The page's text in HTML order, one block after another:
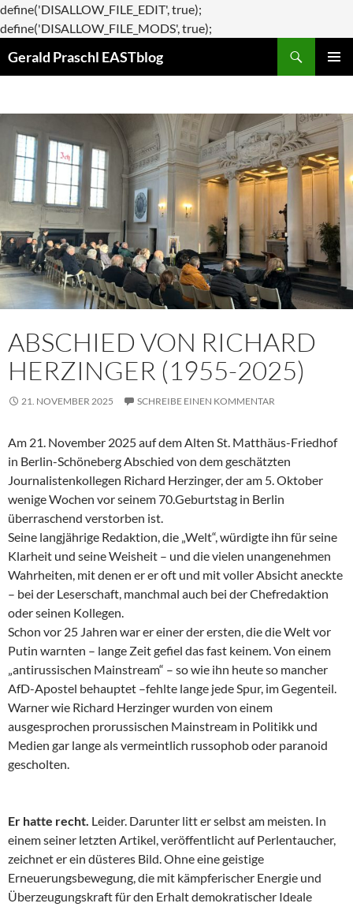
define('DISALLOW_FILE_EDIT', true);
define('DISALLOW_FILE_MODS', true);
Gerald Praschl EASTblog
ABSCHIED VON RICHARD
HERZINGER (1955-2025)
21. NOVEMBER 2025 SCHREIBE EINEN KOMMENTAR
Am 21. November 2025 auf dem Alten St. Matthäus-Friedhof
in Berlin-Schöneberg Abschied von dem geschätzten
Journalistenkollegen Richard Herzinger, der am 5. Oktober
wenige Wochen vor seinem 70.Geburtstag in Berlin
überraschend verstorben ist.
Seine langjährige Redaktion, die „Welt“, würdigte ihn für seine
Klarheit und seine Weisheit – und die vielen unangenehmen
Wahrheiten, mit denen er er oft und mit voller Absicht aneckte
– bei der Leserschaft, manchmal auch bei der Chefredaktion
oder seinen Kollegen.
Schon vor 25 Jahren war er einer der ersten, die die Welt vor
Putin warnten – lange Zeit gefiel das fast keinem. Von einem
„antirussischen Mainstream“ – so wie ihn heute so mancher
AfD-Apostel behauptet –fehlte lange jede Spur, im Gegenteil.
Warner wie Richard Herzinger wurden von einem
ausgesprochen prorussischen Mainstream in Politikk und
Medien gar lange als vermeintlich russophob oder paranoid
gescholten.
Er hatte recht. Leider. Darunter litt er selbst am meisten. In
einem seiner letzten Artikel, veröffentlicht auf Perlentaucher,
zeichnet er ein düsteres Bild. Ohne eine geistige
Erneuerungsbewegung, die mit kämpferischer Energie und
Überzeugungskraft für den Erhalt demokratischer Ideale